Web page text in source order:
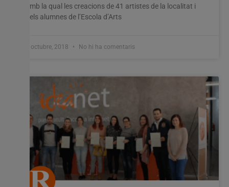
amb la qual les creacions de 41 artistes de la localitat i
dels alumnes de l’Escola d’Arts
3 octubre, 2018 No hi ha comentaris